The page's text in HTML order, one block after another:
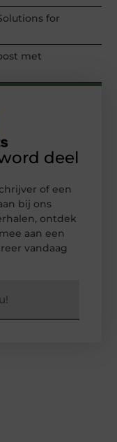
for
met
deel
of een
bij ons
ontdek
aan een
vandaag